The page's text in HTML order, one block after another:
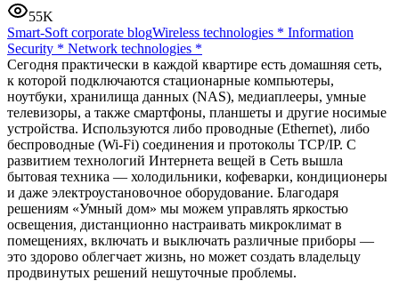
55K
Smart-Soft corporate blogWireless technologies * Information
Security * Network technologies *
Сегодня практически в каждой квартире есть домашняя сеть,
к которой подключаются стационарные компьютеры,
ноутбуки, хранилища данных (NAS), медиаплееры, умные
телевизоры, а также смартфоны, планшеты и другие носимые
устройства. Используются либо проводные (Ethernet), либо
беспроводные (Wi-Fi) соединения и протоколы TCP/IP. С
развитием технологий Интернета вещей в Сеть вышла
бытовая техника — холодильники, кофеварки, кондиционеры
и даже электроустановочное оборудование. Благодаря
решениям «Умный дом» мы можем управлять яркостью
освещения, дистанционно настраивать микроклимат в
помещениях, включать и выключать различные приборы —
это здорово облегчает жизнь, но может создать владельцу
продвинутых решений нешуточные проблемы.